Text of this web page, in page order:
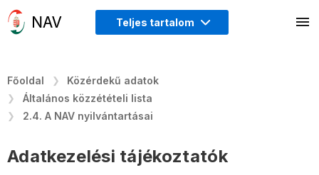
Teljes tartalom
Főoldal
Közérdekű adatok
Általános közzétételi lista
2.4. A NAV nyilvántartásai
Adatkezelési tájékoztatók